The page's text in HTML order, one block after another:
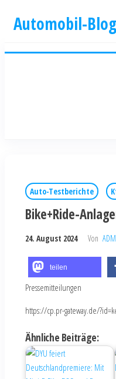
Automobil-
Auto-Testberichte
Bike+Ride-
24. August 2024 Von
teilen
Pressemitteilungen
https://cp.pr-gateway.de/
Ähnliche Beiträge: